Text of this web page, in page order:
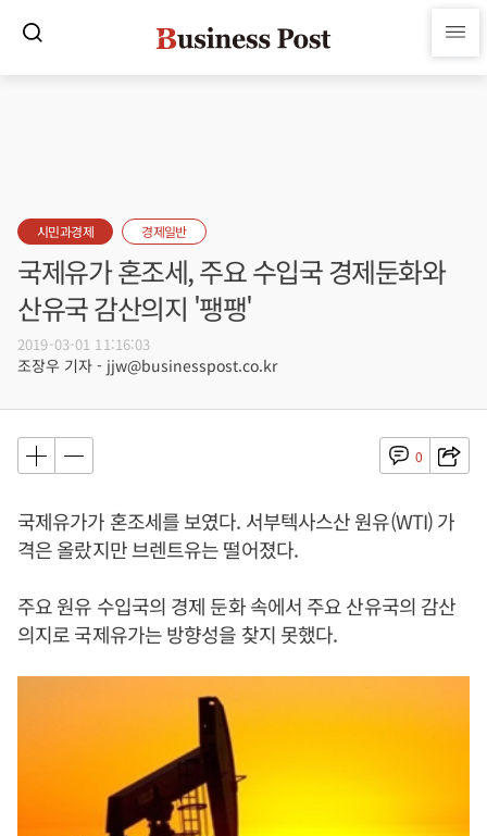
시민과경제 경제일반
국제유가 혼조세, 주요 수입국 경제둔화와
산유국 감산의지 '팽팽'
2019-03-01 11:16:03
조장우 기자 - jjw@businesspost.co.kr
0
국제유가가 혼조세를 보였다. 서부텍사스산 원유(WTI) 가
격은 올랐지만 브렌트유는 떨어졌다.
주요 원유 수입국의 경제 둔화 속에서 주요 산유국의 감산
의지로 국제유가는 방향성을 찾지 못했다.